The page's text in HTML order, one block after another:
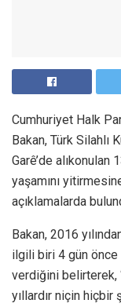
Cumhuriyet Halk
Bakan, Türk Silahlı
Garê’de
yaşamını
açıklamalarda
Bakan, 2016
ilgili biri 4 gün
verdiğini belirterek,
yıllardır niçin hiçbir